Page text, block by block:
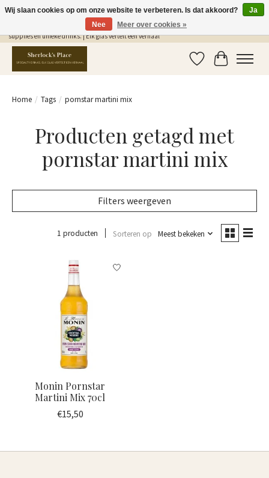
Gratis Verzending in NL vanaf €75,- | Sherlocks Place: dé plek voor MONIN siropen, bar
supplies en unieke drinks. | Elk glas vertelt een verhaal
Verlanglijst
Home / Tags / pornstar martini mix
Producten getagd met
pornstar martini mix
Filters weergeven
1 producten Sorteren op Meest bekeken
Monin Pornstar
Martini Mix 70cl
€15,50
Wij slaan cookies op om onze website te verbeteren. Is dat akkoord?
Ja
Nee
Meer over cookies »